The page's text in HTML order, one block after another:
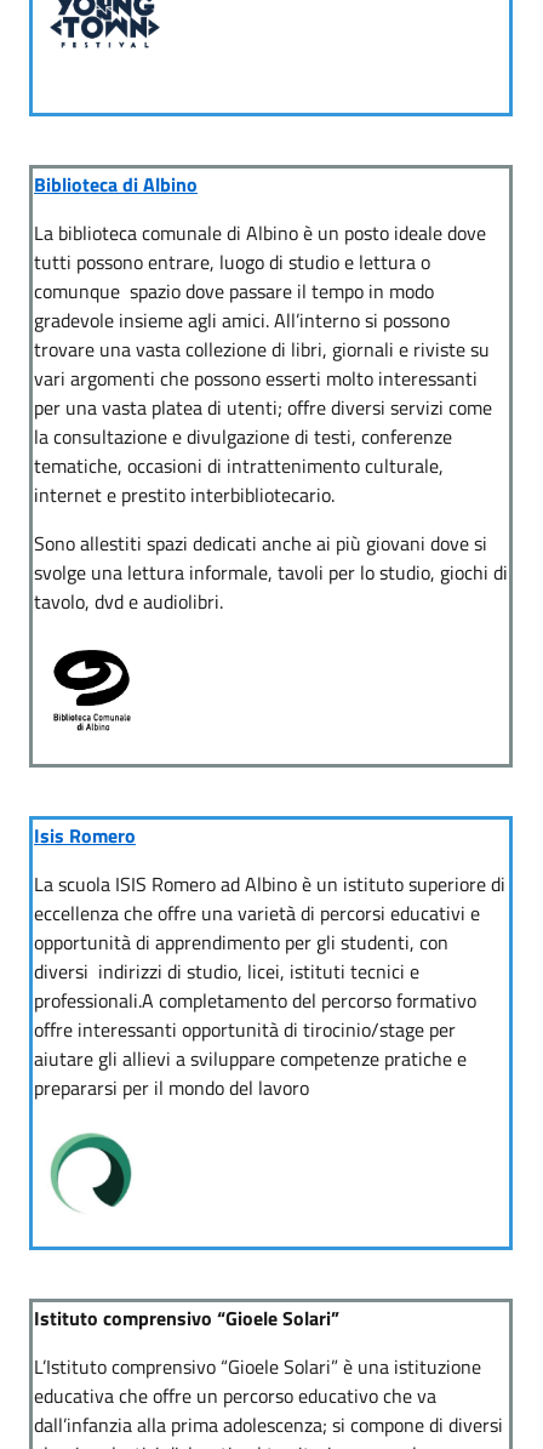
Biblioteca di Albino
La biblioteca comunale di Albino è un posto ideale dove
tutti possono entrare, luogo di studio e lettura o
comunque spazio dove passare il tempo in modo
gradevole insieme agli amici. All’interno si possono
trovare una vasta collezione di libri, giornali e riviste su
vari argomenti che possono esserti molto interessanti
per una vasta platea di utenti; offre diversi servizi come
la consultazione e divulgazione di testi, conferenze
tematiche, occasioni di intrattenimento culturale,
internet e prestito interbibliotecario.
Sono allestiti spazi dedicati anche ai più giovani dove si
svolge una lettura informale, tavoli per lo studio, giochi di
tavolo, dvd e audiolibri.
Isis Romero
La scuola ISIS Romero ad Albino è un istituto superiore di
eccellenza che offre una varietà di percorsi educativi e
opportunità di apprendimento per gli studenti, con
diversi indirizzi di studio, licei, istituti tecnici e
professionali.A completamento del percorso formativo
offre interessanti opportunità di tirocinio/stage per
aiutare gli allievi a sviluppare competenze pratiche e
prepararsi per il mondo del lavoro
Istituto comprensivo “Gioele Solari”
L’Istituto comprensivo “Gioele Solari” è una istituzione
educativa che offre un percorso educativo che va
dall’infanzia alla prima adolescenza; si compone di diversi